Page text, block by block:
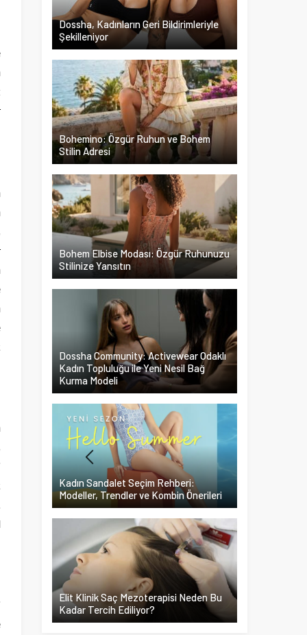
Dossha, Kadınların Geri Bildirimleriyle
Şekilleniyor
Bohemino: Özgür Ruhun ve Bohem
Stilin Adresi
Bohem Elbise Modası: Özgür Ruhunuzu
Stilinize Yansıtın
Dossha Community: Activewear Odaklı
Kadın Topluluğu ile Yeni Nesil Bağ
Kurma Modeli
Kadın Sandalet Seçim Rehberi:
Modeller, Trendler ve Kombin Önerileri
Elit Klinik Saç Mezoterapisi Neden Bu
Kadar Tercih Ediliyor?